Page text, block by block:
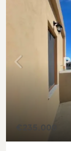
€235.000